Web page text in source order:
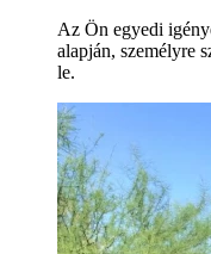
Az Ön egyedi
alapján, személyre
le.